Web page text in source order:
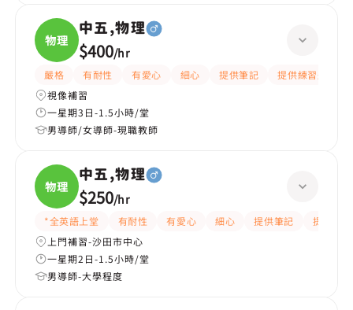
物理
中五,物理
$400/hr
嚴格 有耐性 有愛心 細心 提供筆記
提供練習題/試題
視像補習
一星期3日-1.5小時/堂
男導師/女導師-現職教師
物理
中五,物理
$250/hr
*全英語上堂 有耐性 有愛心 細心 提供筆記
提供練
上門補習-沙田市中心
一星期2日-1.5小時/堂
男導師-大學程度